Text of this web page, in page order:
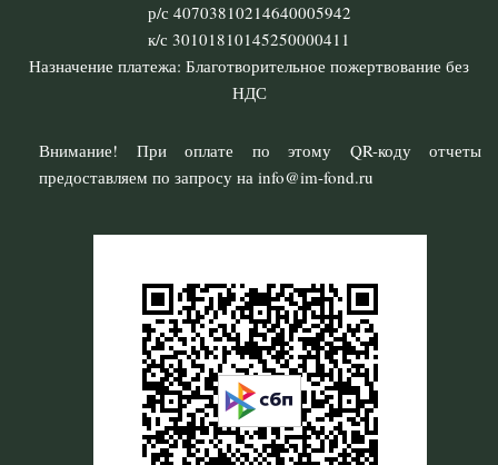
р/с 40703810214640005942
к/с 30101810145250000411
Назначение платежа: Благотворительное пожертвование без
НДС
Внимание! При оплате по этому QR-коду отчеты
предоставляем по запросу на info@im-fond.ru